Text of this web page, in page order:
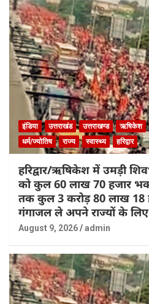
इंडिया उत्तराखंड उत्तराखण्ड ऋषिकेश
धर्म/ज्योतिष
राज्य स्वास्थ्य हरिद्वार
हरिद्वार/ऋषिकेश में उमड़ी
को कुल 60 लाख 70 हजार
तक कुल 3 करोड़ 80 लाख 18
गंगाजल ले अपने राज्यों के
August 9, 2026 admin